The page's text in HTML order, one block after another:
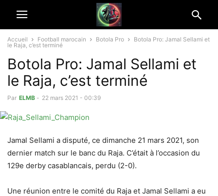
Accueil Football marocain Botola Pro
Botola Pro: Jamal Sellami et
le Raja, c’est terminé
Botola Pro: Jamal Sellami et
le Raja, c’est terminé
Par ELMB - 22 mars 2021 - 00:39
Jamal Sellami a disputé, ce dimanche 21 mars 2021, son
dernier match sur le banc du Raja. C’était à l’occasion du
129e derby casablancais, perdu (2-0).
Une réunion entre le comité du Raja et Jamal Sellami a eu